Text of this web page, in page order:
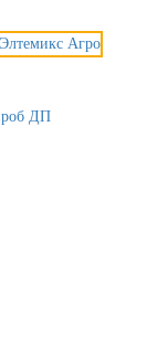
ДП